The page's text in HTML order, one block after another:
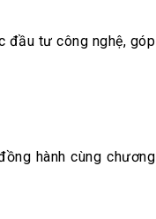
đầu tư công nghệ, góp
hành cùng chương